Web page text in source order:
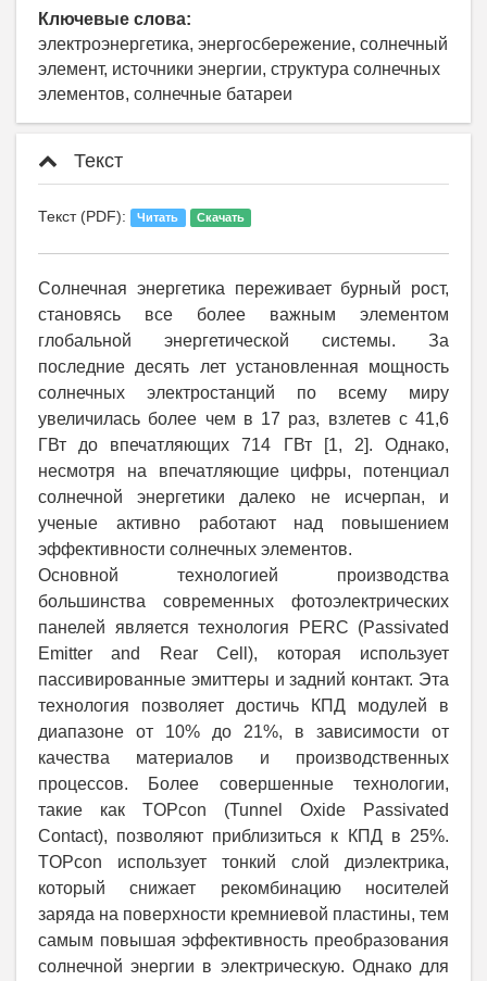
Ключевые слова:
электроэнергетика, энергосбережение, солнечный
элемент, источники энергии, структура солнечных
элементов, солнечные батареи
Текст
Текст (PDF): Читать Скачать
Солнечная энергетика переживает бурный рост,
становясь все более важным элементом
глобальной энергетической системы. За
последние десять лет установленная мощность
солнечных электростанций по всему миру
увеличилась более чем в 17 раз, взлетев с 41,6
ГВт до впечатляющих 714 ГВт [1, 2]. Однако,
несмотря на впечатляющие цифры, потенциал
солнечной энергетики далеко не исчерпан, и
ученые активно работают над повышением
эффективности солнечных элементов.
Основной технологией производства
большинства современных фотоэлектрических
панелей является технология PERC (Passivated
Emitter and Rear Cell), которая использует
пассивированные эмиттеры и задний контакт. Эта
технология позволяет достичь КПД модулей в
диапазоне от 10% до 21%, в зависимости от
качества материалов и производственных
процессов. Более совершенные технологии,
такие как TOPcon (Tunnel Oxide Passivated
Contact), позволяют приблизиться к КПД в 25%.
TOPcon использует тонкий слой диэлектрика,
который снижает рекомбинацию носителей
заряда на поверхности кремниевой пластины, тем
самым повышая эффективность преобразования
солнечной энергии в электрическую. Однако для